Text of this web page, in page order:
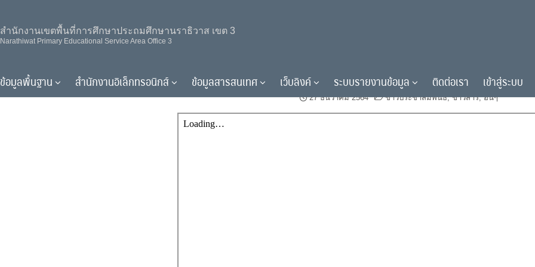
content
สำนักงานเขตพื้นที่การศึกษาประถมศึกษานราธิวาส เขต 3
Narathiwat Primary Educational Service Area Office 3
ข้อมูลพื้นฐาน สำนักงานอิเล็กทรอนิกส์ ข้อมูลสารสนเทศ เว็บลิงค์ ระบบรายงานข้อมูล ติดต่อเรา เข้าสู่ระบบ
27 ธันวาคม 2564 ข่าวประชาสัมพันธ์,ข่าวสาร,อื่นๆ